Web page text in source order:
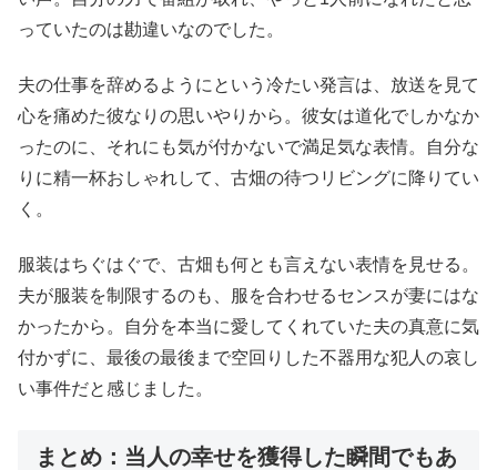
っていたのは勘違いなのでした。
夫の仕事を辞めるようにという冷たい発言は、放送を見て
心を痛めた彼なりの思いやりから。彼女は道化でしかなか
ったのに、それにも気が付かないで満足気な表情。自分な
りに精一杯おしゃれして、古畑の待つリビングに降りてい
く。
服装はちぐはぐで、古畑も何とも言えない表情を見せる。
夫が服装を制限するのも、服を合わせるセンスが妻にはな
かったから。自分を本当に愛してくれていた夫の真意に気
付かずに、最後の最後まで空回りした不器用な犯人の哀し
い事件だと感じました。
まとめ：当人の幸せを獲得した瞬間でもあ